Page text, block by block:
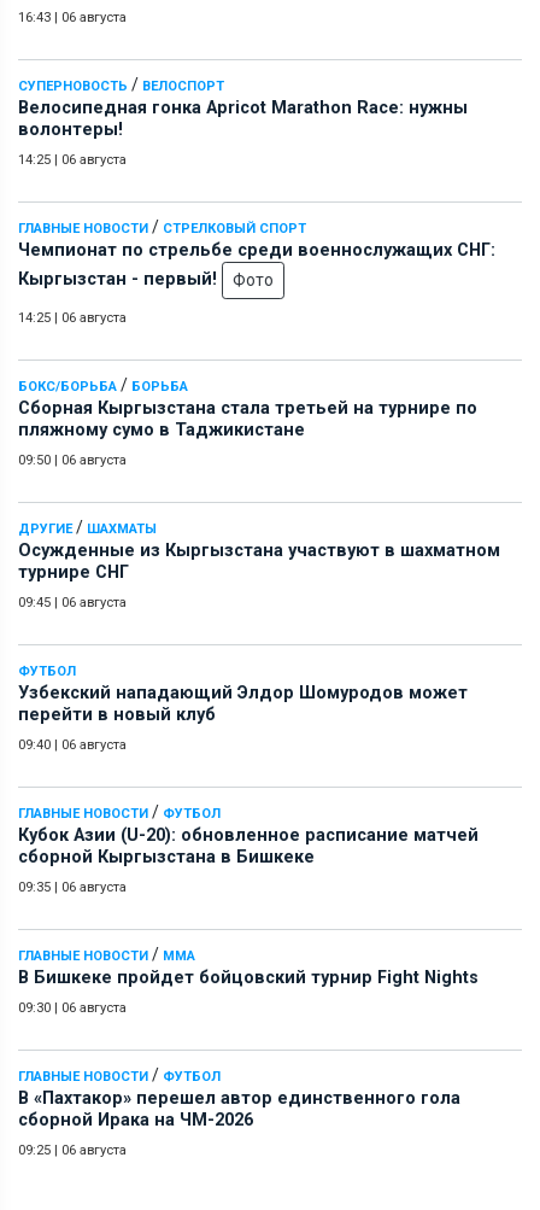
16:43 | 06 августа
СУПЕРНОВОСТЬ / ВЕЛОСПОРТ
Велосипедная гонка Apricot Marathon Race: нужны
волонтеры!
14:25 | 06 августа
ГЛАВНЫЕ НОВОСТИ / СТРЕЛКОВЫЙ СПОРТ
Чемпионат по стрельбе среди военнослужащих СНГ:
Кыргызстан - первый!
Фото
14:25 | 06 августа
БОКС/БОРЬБА / БОРЬБА
Сборная Кыргызстана стала третьей на турнире по
пляжному сумо в Таджикистане
09:50 | 06 августа
ДРУГИЕ/ ШАХМАТЫ
Осужденные из Кыргызстана участвуют в шахматном
турнире СНГ
09:45 | 06 августа
ФУТБОЛ
Узбекский нападающий Элдор Шомуродов может
перейти в новый клуб
09:40 | 06 августа
ГЛАВНЫЕ НОВОСТИ / ФУТБОЛ
Кубок Азии (U-20): обновленное расписание матчей
сборной Кыргызстана в Бишкеке
09:35 | 06 августа
ГЛАВНЫЕ НОВОСТИ / ММА
В Бишкеке пройдет бойцовский турнир Fight Nights
09:30 | 06 августа
ГЛАВНЫЕ НОВОСТИ / ФУТБОЛ
В «Пахтакор» перешел автор единственного гола
сборной Ирака на ЧМ-2026
09:25 | 06 августа